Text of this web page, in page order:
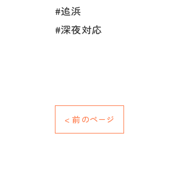
#追浜
#深夜対応
< 前のページ